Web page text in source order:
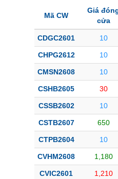
Mã CW
Giá
cửa
CDGC2601 10
CHPG2612 10
CMSN2608 10
CSHB2605 30
CSSB2602 10
CSTB2607 650
CTPB2604 10
CVHM2608 1,180
CVIC2601 1,210